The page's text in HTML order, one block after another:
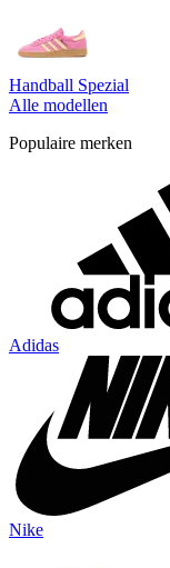
Handball Spezial
Alle modellen
Populaire merken
Adidas
Nike